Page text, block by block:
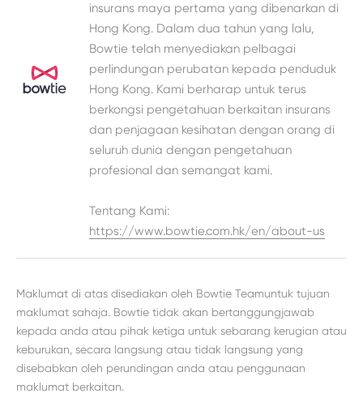
insurans maya pertama yang dibenarkan di
Hong Kong. Dalam dua tahun yang lalu,
Bowtie telah menyediakan pelbagai
perlindungan perubatan kepada penduduk
Hong Kong. Kami berharap untuk terus
berkongsi pengetahuan berkaitan insurans
dan penjagaan kesihatan dengan orang di
seluruh dunia dengan pengetahuan
profesional dan semangat kami.
Tentang Kami:
https://www.bowtie.com.hk/en/about-us
Maklumat di atas disediakan oleh Bowtie Teamuntuk tujuan
maklumat sahaja. Bowtie tidak akan bertanggungjawab
kepada anda atau pihak ketiga untuk sebarang kerugian atau
keburukan, secara langsung atau tidak langsung yang
disebabkan oleh perundingan anda atau penggunaan
maklumat berkaitan.